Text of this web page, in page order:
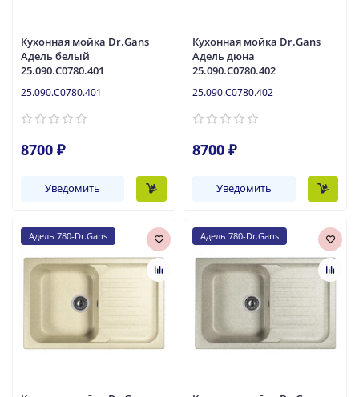
Кухонная мойка Dr.Gans
Адель белый
25.090.C0780.401
25.090.C0780.401
8700 ₽
Уведомить
Кухонная мойка Dr.Gans
Адель дюна
25.090.C0780.402
25.090.C0780.402
8700 ₽
Уведомить
Адель 780-Dr.Gans Адель 780-Dr.Gans